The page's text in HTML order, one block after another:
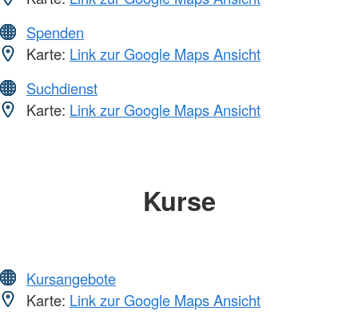
Spenden
Karte: Link zur Google Maps Ansicht
Suchdienst
Karte: Link zur Google Maps Ansicht
Kurse
Kursangebote
Karte: Link zur Google Maps Ansicht